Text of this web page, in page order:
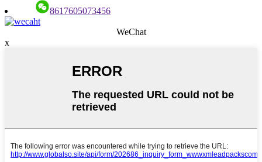
8617605073456
WeChat
x